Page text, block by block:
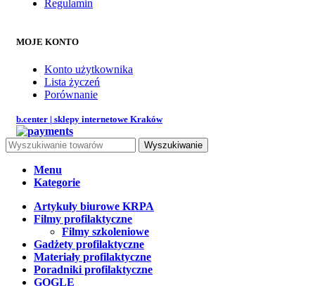
Regulamin
MOJE KONTO
Konto użytkownika
Lista życzeń
Porównanie
b.center | sklepy internetowe Kraków
Wyszukiwanie
Menu
Kategorie
Artykuły biurowe KRPA
Filmy profilaktyczne
Filmy szkoleniowe
Gadżety profilaktyczne
Materiały profilaktyczne
Poradniki profilaktyczne
GOGLE